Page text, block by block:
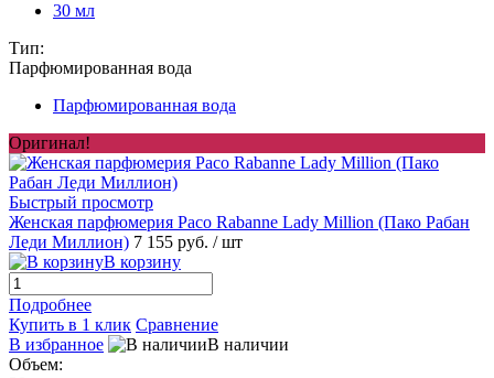
30 мл
Тип:
Парфюмированная вода
Парфюмированная вода
Оригинал!
Быстрый просмотр
Женская парфюмерия Paco Rabanne Lady Million (Пако Рабан
Леди Миллион) 7 155 руб. / шт
В корзину
Подробнее
Купить в 1 клик Сравнение
В избранное
В наличии
Объем: